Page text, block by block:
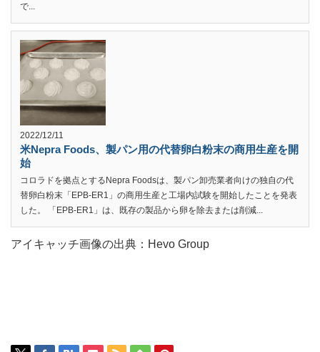
で...
2022/12/11
米Nepra Foods、製パン用の代替卵白粉末の商用生産を開
始
コロラドを拠点とするNepra Foodsは、製パン卸売業者向けの独自の代
替卵白粉末「EPB-ER1」の商用生産と工場内試験を開始したことを発表
した。 「EPB-ER1」は、既存の製品から卵を除去または削減...
アイキャッチ画像の出典：Hevo Group